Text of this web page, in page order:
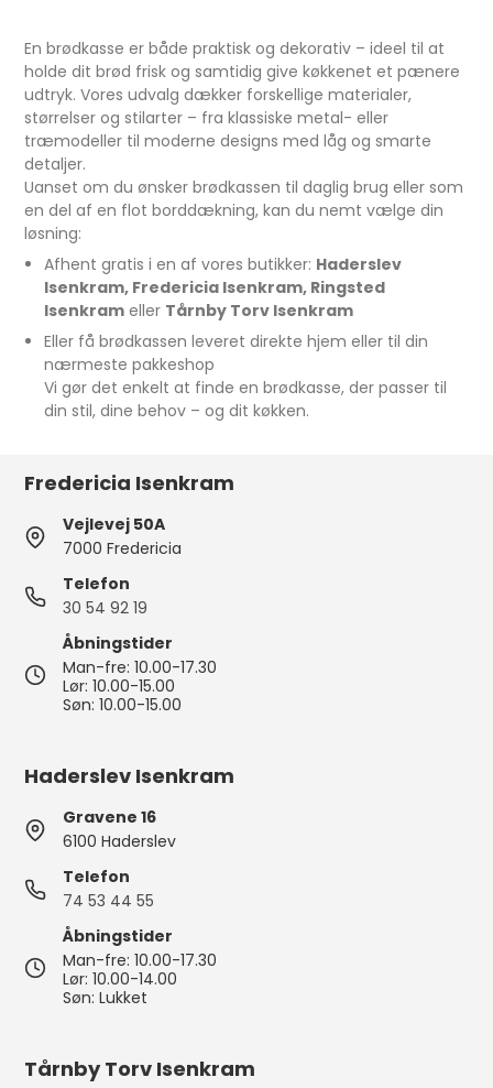
En brødkasse er både praktisk og dekorativ – ideel til at
holde dit brød frisk og samtidig give køkkenet et pænere
udtryk. Vores udvalg dækker forskellige materialer,
størrelser og stilarter – fra klassiske metal- eller
træmodeller til moderne designs med låg og smarte
detaljer.
Uanset om du ønsker brødkassen til daglig brug eller som
en del af en flot borddækning, kan du nemt vælge din
løsning:
Afhent gratis i en af vores butikker: Haderslev
Isenkram, Fredericia Isenkram, Ringsted
Isenkrameller Tårnby Torv Isenkram
Eller få brødkassen leveret direkte hjem eller til din
nærmeste pakkeshop
Vi gør det enkelt at finde en brødkasse, der passer til
din stil, dine behov – og dit køkken.
Fredericia Isenkram
Vejlevej 50A
7000 Fredericia
Telefon
30 54 92 19
Åbningstider
Man-fre: 10.00-17.30
Lør: 10.00-15.00
Søn: 10.00-15.00
Haderslev Isenkram
Gravene 16
6100 Haderslev
Telefon
74 53 44 55
Åbningstider
Man-fre: 10.00-17.30
Lør: 10.00-14.00
Søn: Lukket
Tårnby Torv Isenkram